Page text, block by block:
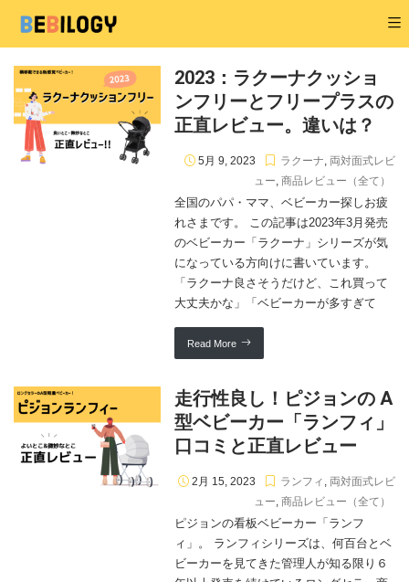
2023：ラクーナクッショ
ンフリーとフリープラスの
正直レビュー。違いは？
5月 9, 2023 ラクーナ, 両対面式レビ
ュー, 商品レビュー（全て）
全国のパパ・ママ、ベビーカー探しお疲
れさまです。 この記事は2023年3月発売
のベビーカー「ラクーナ」シリーズが気
になっている方向けに書いています。
「ラクーナ良さそうだけど、これ買って
大丈夫かな」「ベビーカーが多すぎて
Read More
走行性良し！ピジョンの A
型ベビーカー「ランフィ」
口コミと正直レビュー
2月 15, 2023 ランフィ , 両対面式レビ
ュー, 商品レビュー（全て）
ピジョンの看板ベビーカー「ランフ
ィ」。 ランフィシリーズは、何百台とベ
ビーカーを見てきた管理人が知る限り６